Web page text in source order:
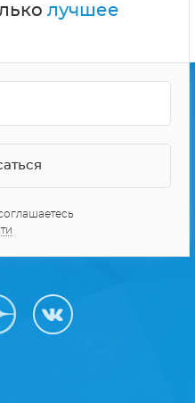
лучшее